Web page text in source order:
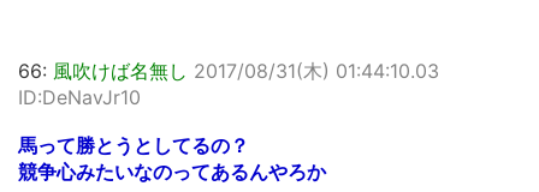
66: 風吹けば名無し 2017/08/31(木) 01:44:10.03
ID:DeNavJr10
馬って勝とうとしてるの？
競争心みたいなのってあるんやろか